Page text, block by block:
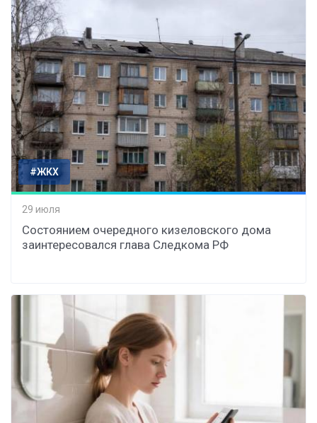
#ЖКХ
29 июля
Состоянием очередного кизеловского дома
заинтересовался глава Следкома РФ